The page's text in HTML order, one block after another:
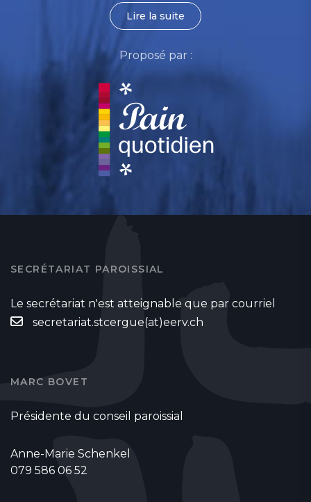
Lire la suite
Proposé par :
SECRÉTARIAT PAROISSIAL
Le secrétariat n'est atteignable que par courriel
secretariat.stcergue(at)eerv.ch
MARC BOVET
Présidente du conseil paroissial
Anne-Marie Schenkel
079 586 06 52